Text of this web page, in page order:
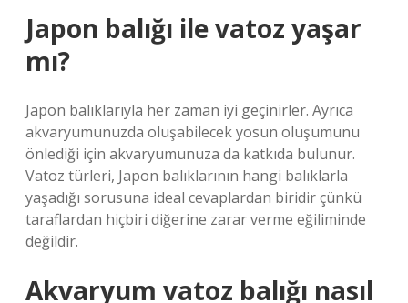
Japon balığı ile vatoz yaşar
mı?
Japon balıklarıyla her zaman iyi geçinirler. Ayrıca
akvaryumunuzda oluşabilecek yosun oluşumunu
önlediği için akvaryumunuza da katkıda bulunur.
Vatoz türleri, Japon balıklarının hangi balıklarla
yaşadığı sorusuna ideal cevaplardan biridir çünkü
taraflardan hiçbiri diğerine zarar verme eğiliminde
değildir.
Akvaryum vatoz balığı nasıl